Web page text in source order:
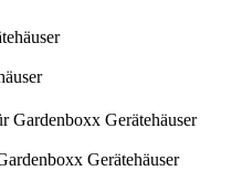
Gerätehäuser